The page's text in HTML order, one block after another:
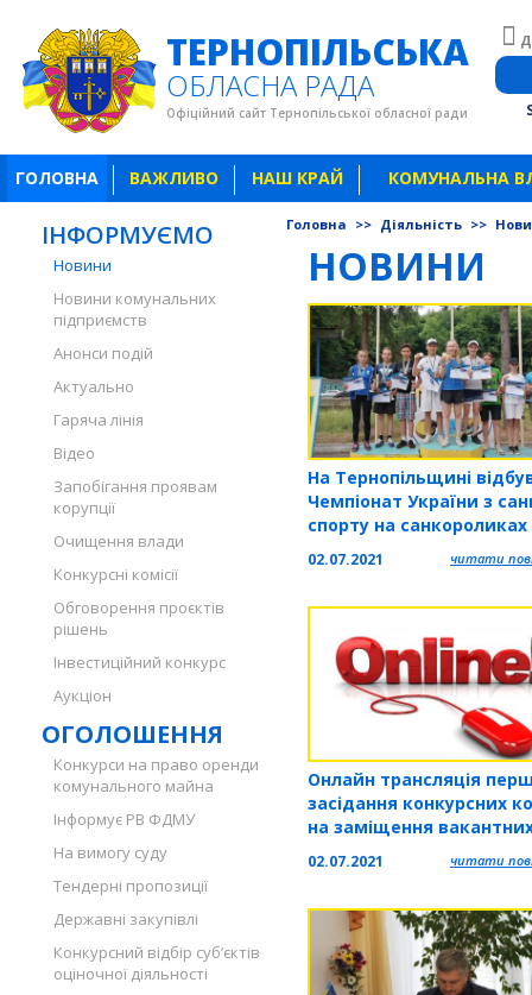
ТЕРНОПІЛЬСЬКА
ОБЛАСНА РАДА
Офіційний сайт Тернопільської обласної ради
ГОЛОВНА ВАЖЛИВО НАШ КРАЙ КОМУНАЛЬНА
ІНФОРМУЄМО
Новини
Новини комунальних
підприємств
Анонси подій
Актуально
Гаряча лінія
Відео
Запобігання проявам
корупції
Очищення влади
Конкурсні комісії
Обговорення проєктів
рішень
Інвестиційний конкурс
Аукціон
ОГОЛОШЕННЯ
Конкурси на право оренди
комунального майна
Інформує РВ ФДМУ
На вимогу суду
Тендерні пропозиції
Державні закупівлі
Конкурсний відбір суб’єктів
оціночної діяльності
Головна >> Діяльність >>
НОВИНИ
На Тернопільщині
Чемпіонат України з
спорту на санкороликах
02.07.2021 читати
Онлайн трансляція
засідання конкурсних
на заміщення
посад керівників
02.07.2021 читати